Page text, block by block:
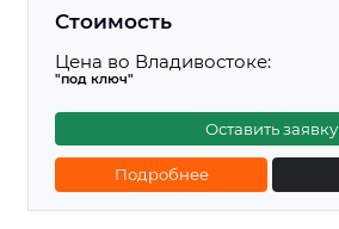
Стоимость
Цена во Владивостоке:
"под ключ"
Оставить заявку
Подробнее